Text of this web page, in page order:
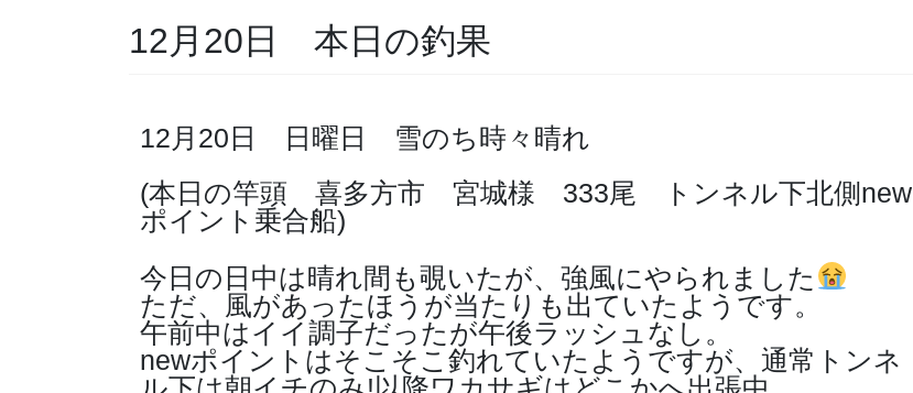
12月20日 本日の釣果
12月20日 日曜日 雪のち時々晴れ
(本日の竿頭 喜多方市 宮城様 333尾 トンネル下北側new
ポイント乗合船)
今日の日中は晴れ間も覗いたが、強風にやられました
ただ、風があったほうが当たりも出ていたようです。
午前中はイイ調子だったが午後ラッシュなし。
newポイントはそこそこ釣れていたようですが、通常トンネ